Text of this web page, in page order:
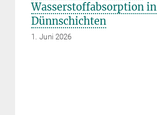
Wasserstoffabsorption in
Dünnschichten
1. Juni 2026